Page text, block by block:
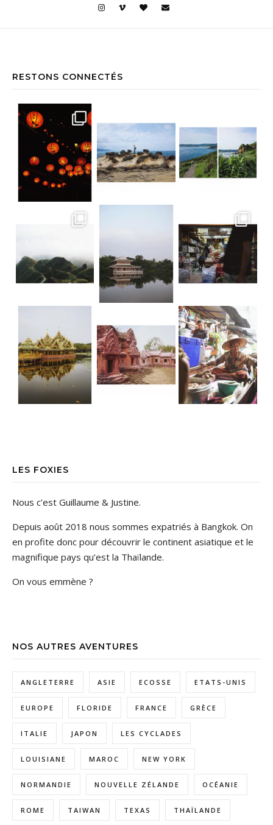
RESTONS CONNECTÉS
LES FOXIES
Nous c’est Guillaume & Justine.
Depuis août 2018 nous sommes expatriés à Bangkok. On
en profite donc pour découvrir le continent asiatique et le
magnifique pays qu’est la Thaïlande.
On vous emmène ?
NOS AUTRES AVENTURES
ANGLETERRE ASIE ECOSSE ETATS-UNIS
EUROPE FLORIDE FRANCE GRÈCE
ITALIE JAPON LES CYCLADES
LOUISIANE MAROC NEW YORK
NORMANDIE NOUVELLE ZÉLANDE OCÉANIE
ROME TAIWAN TEXAS THAÏLANDE